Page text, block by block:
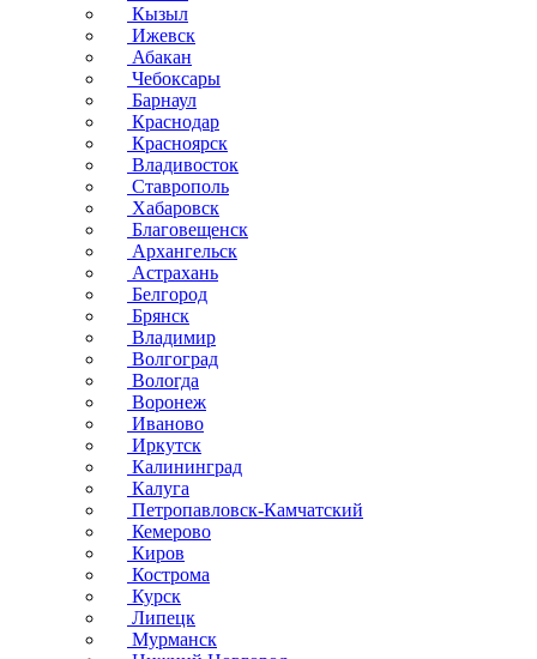
Кызыл
Ижевск
Абакан
Чебоксары
Барнаул
Краснодар
Красноярск
Владивосток
Ставрополь
Хабаровск
Благовещенск
Архангельск
Астрахань
Белгород
Брянск
Владимир
Волгоград
Вологда
Воронеж
Иваново
Иркутск
Калининград
Калуга
Петропавловск-Камчатский
Кемерово
Киров
Кострома
Курск
Липецк
Мурманск